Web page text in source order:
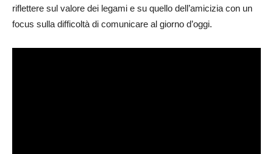
riflettere sul valore dei legami e su quello dell’amicizia con un
focus sulla difficoltà di comunicare al giorno d’oggi.